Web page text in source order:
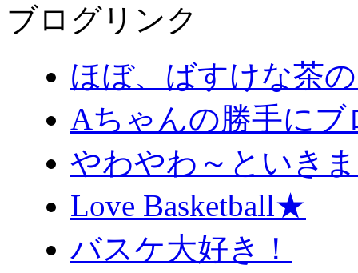
ブログリンク
ほぼ、ばすけな茶
Aちゃんの勝手にブ
やわやわ～といき
Love Basketball★
バスケ大好き！